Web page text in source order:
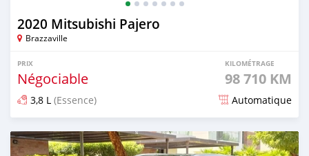
2020 Mitsubishi Pajero
Brazzaville
PRIX
Négociable
KILOMÉTRAGE
98 710 KM
3,8 L (Essence) Automatique
Publié il y a plus d'un an